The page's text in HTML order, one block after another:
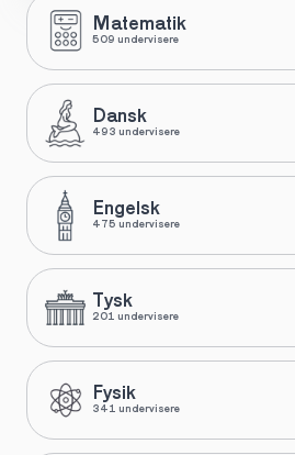
Matematik
509 undervisere
Dansk
493 undervisere
Engelsk
475 undervisere
Tysk
201 undervisere
Fysik
341 undervisere